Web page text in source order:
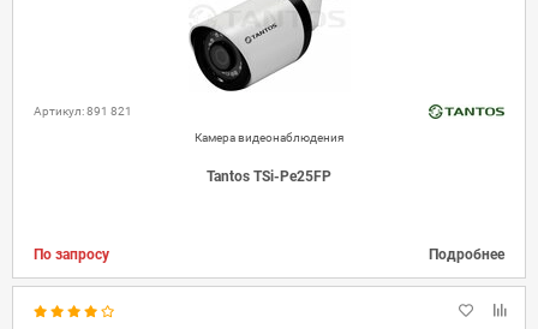
Артикул: 891 821
Камера видеонаблюдения
Tantos TSi-Pe25FP
По запросу Подробнее